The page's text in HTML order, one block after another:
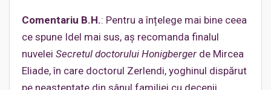
Comentariu B.H.: Pentru a înțelege mai bine ceea
ce spune Idel mai sus, aș recomanda finalul
nuvelei Secretul doctorului Honigberger de Mircea
Eliade, în care doctorul Zerlendi, yoghinul dispărut